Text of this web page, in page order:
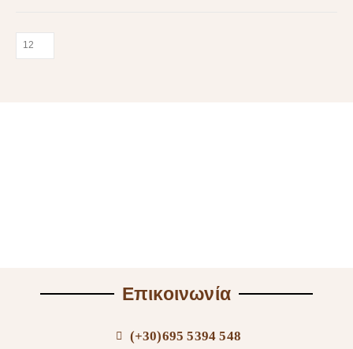
Επικοινωνία
(+30)695 5394 548